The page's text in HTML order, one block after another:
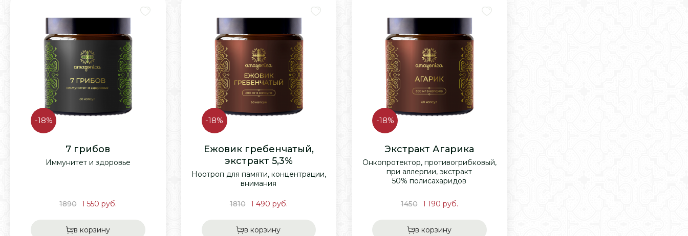
-18%
7 грибов
Иммунитет и здоровье
1890 1 550 руб.
в корзину
-18%
Ежовик гребенчатый,
экстракт 5,3%
Ноотроп для памяти, концентрации,
внимания
1810 1 490 руб.
в корзину
-18%
Экстракт Агарика
Онкопротектор, противогрибковый,
при аллергии, экстракт
50% полисахаридов
1450 1 190 руб.
в корзину